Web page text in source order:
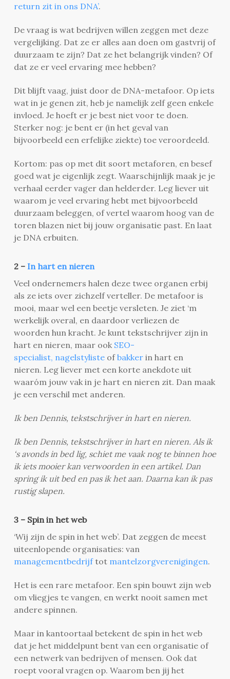
return zit in ons DNA’.
De vraag is wat bedrijven willen zeggen met deze
vergelijking. Dat ze er alles aan doen om gastvrij of
duurzaam te zijn? Dat ze het belangrijk vinden? Of
dat ze er veel ervaring mee hebben?
Dit blijft vaag, juist door de DNA-metafoor. Op iets
wat in je genen zit, heb je namelijk zelf geen enkele
invloed. Je hoeft er je best niet voor te doen.
Sterker nog: je bent er (in het geval van
bijvoorbeeld een erfelijke ziekte) toe veroordeeld.
Kortom: pas op met dit soort metaforen, en besef
goed wat je eigenlijk zegt. Waarschijnlijk maak je je
verhaal eerder vager dan helderder. Leg liever uit
waarom je veel ervaring hebt met bijvoorbeeld
duurzaam beleggen, of vertel waarom hoog van de
toren blazen niet bij jouw organisatie past. En laat
je DNA erbuiten.
2 – In hart en nieren
Veel ondernemers halen deze twee organen erbij
als ze iets over zichzelf verteller. De metafoor is
mooi, maar wel een beetje versleten. Je ziet ‘m
werkelijk overal, en daardoor verliezen de
woorden hun kracht. Je kunt tekstschrijver zijn in
hart en nieren, maar ook SEO-
specialist, nagelstyliste ofbakkerin hart en
nieren. Leg liever met een korte anekdote uit
waaróm jouw vak in je hart en nieren zit. Dan maak
je een verschil met anderen.
Ik ben Dennis, tekstschrijver in hart en nieren.
Ik ben Dennis, tekstschrijver in hart en nieren. Als ik
‘s avonds in bed lig, schiet me vaak nog te binnen hoe
ik iets mooier kan verwoorden in een artikel. Dan
spring ik uit bed en pas ik het aan. Daarna kan ik pas
rustig slapen.
3 – Spin in het web
‘Wij zijn de spin in het web’. Dat zeggen de meest
uiteenlopende organisaties: van
managementbedrijftot mantelzorgverenigingen.
Het is een rare metafoor. Een spin bouwt zijn web
om vliegjes te vangen, en werkt nooit samen met
andere spinnen.
Maar in kantoortaal betekent de spin in het web
dat je het middelpunt bent van een organisatie of
een netwerk van bedrijven of mensen. Ook dat
roept vooral vragen op. Waarom ben jij het